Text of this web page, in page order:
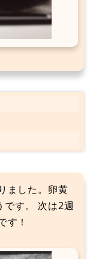
ました。卵黄
です。 次は2週
す！